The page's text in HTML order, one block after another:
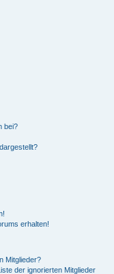
bei?
erhalten!
Mitglieder?
der ignorierten Mitglieder